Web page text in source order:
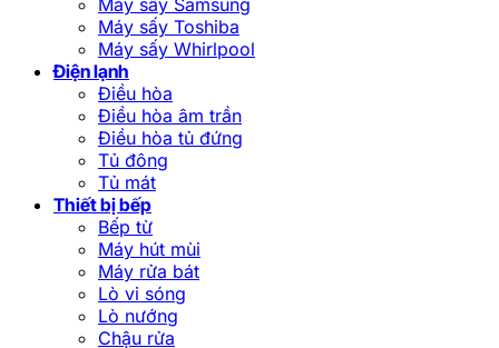
Máy sấy Toshiba
Máy sấy Whirlpool
Điện lạnh
Điều hòa
Điều hòa âm trần
Điều hòa tủ đứng
Tủ đông
Tủ mát
Thiết bị bếp
Bếp từ
Máy hút mùi
Máy rửa bát
Lò vi sóng
Lò nướng
Chậu rửa